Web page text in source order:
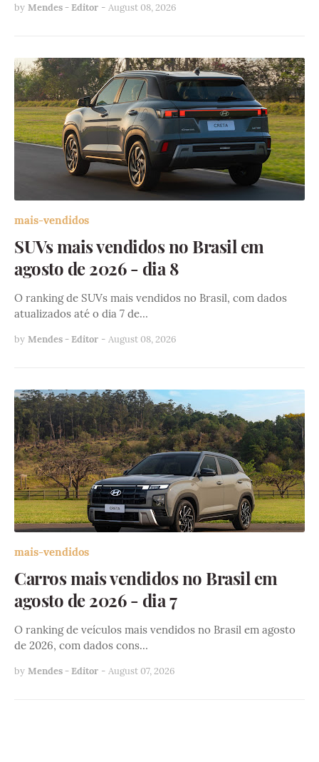
by Mendes - Editor - August 08, 2026
mais-vendidos
SUVs mais vendidos no Brasil em
agosto de 2026 - dia 8
O ranking de SUVs mais vendidos no Brasil, com dados
atualizados até o dia 7 de…
by Mendes - Editor - August 08, 2026
mais-vendidos
Carros mais vendidos no Brasil em
agosto de 2026 - dia 7
O ranking de veículos mais vendidos no Brasil em agosto
de 2026, com dados cons…
by Mendes - Editor - August 07, 2026